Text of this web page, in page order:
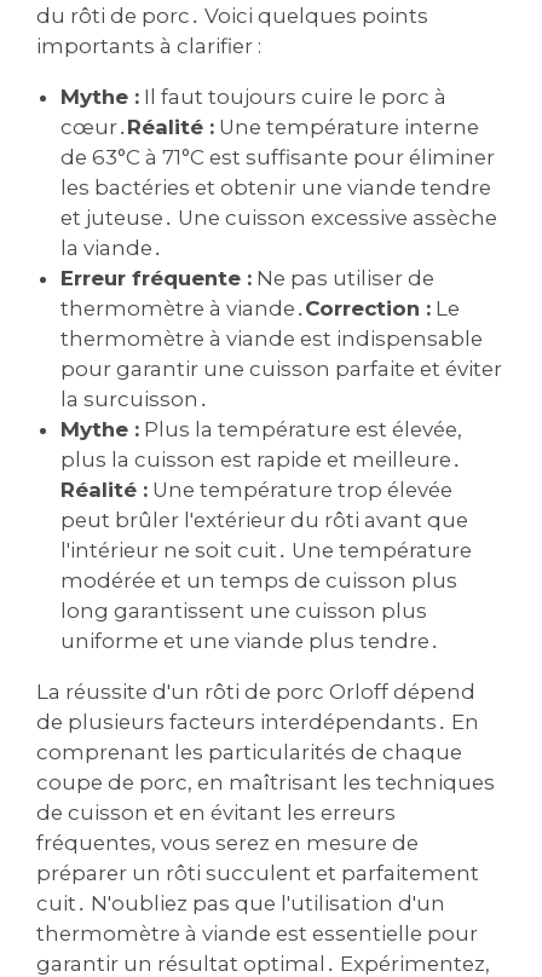
du rôti de porc․ Voici quelques points
importants à clarifier :
Mythe : Il faut toujours cuire le porc à
cœur․Réalité : Une température interne
de 63°C à 71°C est suffisante pour éliminer
les bactéries et obtenir une viande tendre
et juteuse․ Une cuisson excessive assèche
la viande․
Erreur fréquente : Ne pas utiliser de
thermomètre à viande․Correction : Le
thermomètre à viande est indispensable
pour garantir une cuisson parfaite et éviter
la surcuisson․
Mythe : Plus la température est élevée,
plus la cuisson est rapide et meilleure․
Réalité : Une température trop élevée
peut brûler l'extérieur du rôti avant que
l'intérieur ne soit cuit․ Une température
modérée et un temps de cuisson plus
long garantissent une cuisson plus
uniforme et une viande plus tendre․
La réussite d'un rôti de porc Orloff dépend
de plusieurs facteurs interdépendants․ En
comprenant les particularités de chaque
coupe de porc, en maîtrisant les techniques
de cuisson et en évitant les erreurs
fréquentes, vous serez en mesure de
préparer un rôti succulent et parfaitement
cuit․ N'oubliez pas que l'utilisation d'un
thermomètre à viande est essentielle pour
garantir un résultat optimal․ Expérimentez,